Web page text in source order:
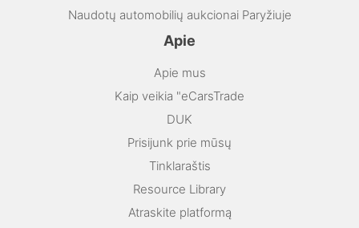
Naudotų automobilių aukcionai Paryžiuje
Apie
Apie mus
Kaip veikia "eCarsTrade
DUK
Prisijunk prie mūsų
Tinklaraštis
Resource Library
Atraskite platformą